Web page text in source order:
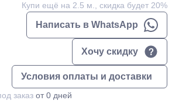
Купи ещё на 2.5 м., скидка будет 20%
Написать в WhatsApp
Хочу скидку
Условия оплаты и доставки
заказ от 0 дней